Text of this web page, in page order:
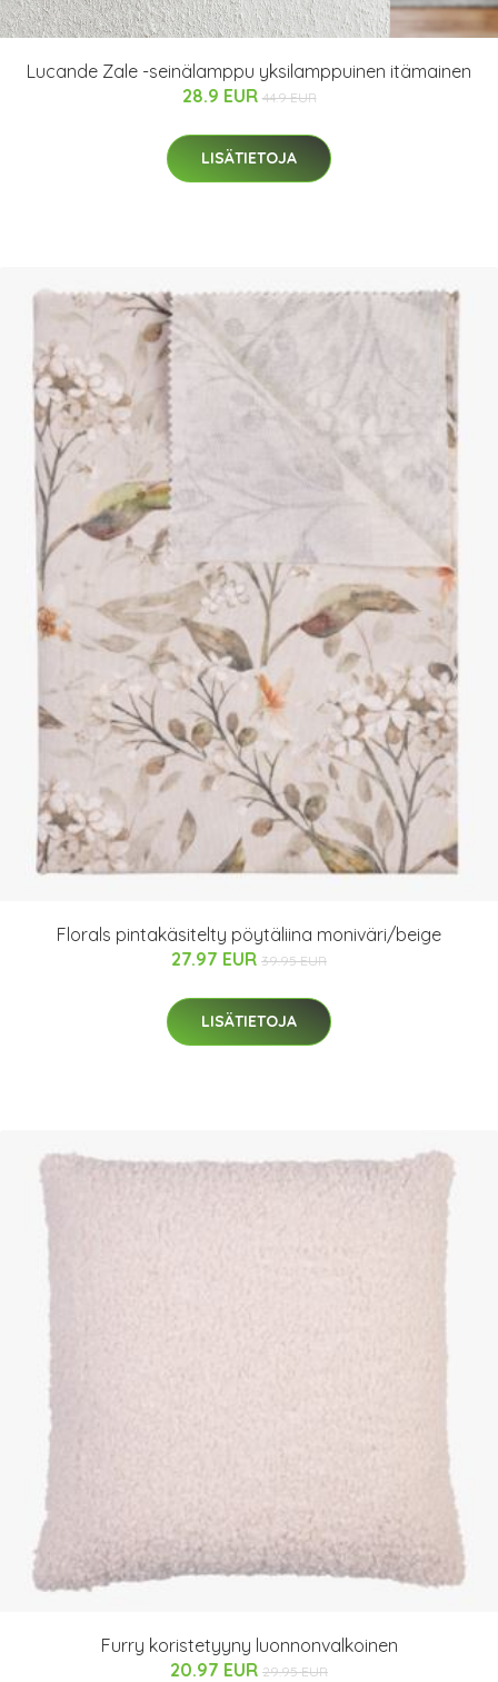
Lucande Zale -seinälamppu yksilamppuinen itämainen
28.9 EUR 44.9 EUR
LISÄTIETOJA
Florals pintakäsitelty pöytäliina moniväri/beige
27.97 EUR 39.95 EUR
LISÄTIETOJA
Furry koristetyyny luonnonvalkoinen
20.97 EUR 29.95 EUR